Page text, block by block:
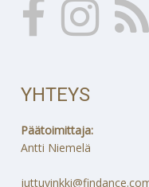
YHTEYS
Päätoimittaja:
Antti Niemelä